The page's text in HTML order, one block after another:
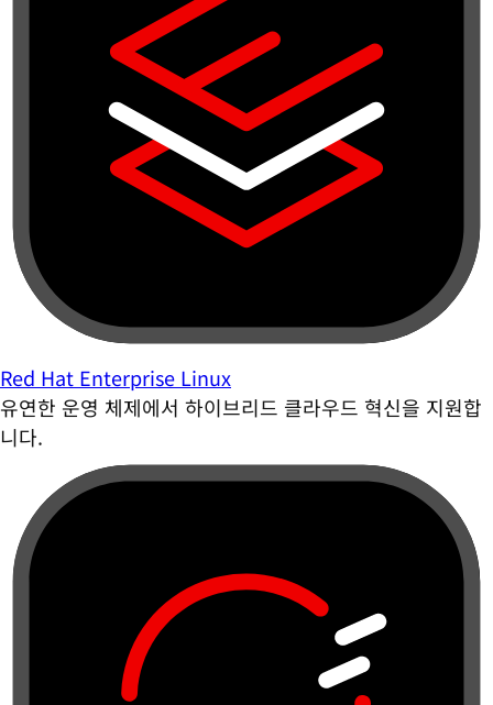
Red Hat Enterprise Linux
유연한 운영 체제에서 하이브리드 클라우드 혁신을 지원합
니다.